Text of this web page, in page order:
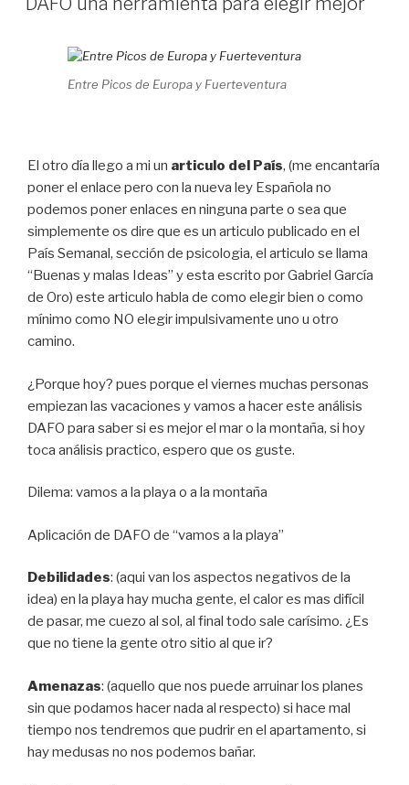
Entre Picos de Europa y Fuerteventura
El otro día llego a mi un articulo del País, (me encantaría
poner el enlace pero con la nueva ley Española no
podemos poner enlaces en ninguna parte o sea que
simplemente os dire que es un articulo publicado en el
País Semanal, sección de psicologia, el articulo se llama
“Buenas y malas Ideas” y esta escrito por Gabriel García
de Oro) este articulo habla de como elegir bien o como
mínimo como NO elegir impulsivamente uno u otro
camino.
¿Porque hoy? pues porque el viernes muchas personas
empiezan las vacaciones y vamos a hacer este análisis
DAFO para saber si es mejor el mar o la montaña, si hoy
toca análisis practico, espero que os guste.
Dilema: vamos a la playa o a la montaña
Aplicación de DAFO de “vamos a la playa”
Debilidades: (aqui van los aspectos negativos de la
idea) en la playa hay mucha gente, el calor es mas difícil
de pasar, me cuezo al sol, al final todo sale carísimo. ¿Es
que no tiene la gente otro sitio al que ir?
Amenazas: (aquello que nos puede arruinar los planes
sin que podamos hacer nada al respecto) si hace mal
tiempo nos tendremos que pudrir en el apartamento, si
hay medusas no nos podemos bañar.